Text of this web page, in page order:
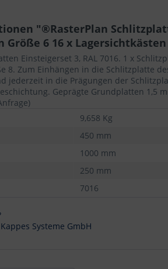
"®RasterPlan
Größe 6 16 x
Einsteigerset 3, RAL 7016. 1 x
8. Zum Einhängen in die Schlitzplatte
jederzeit in die Prägungen der
Geprägte Grundplatten 1,5
9,658 Kg
450 mm
1000 mm
250 mm
7016
Systeme GmbH